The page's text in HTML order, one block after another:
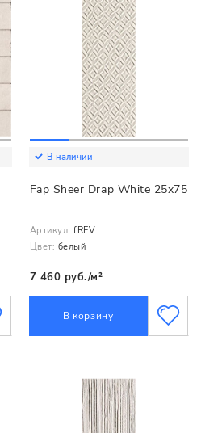
В наличии
Fap Sheer Drap White 25x75
Артикул: fREV
Цвет: белый
7 460 руб./м²
В корзину